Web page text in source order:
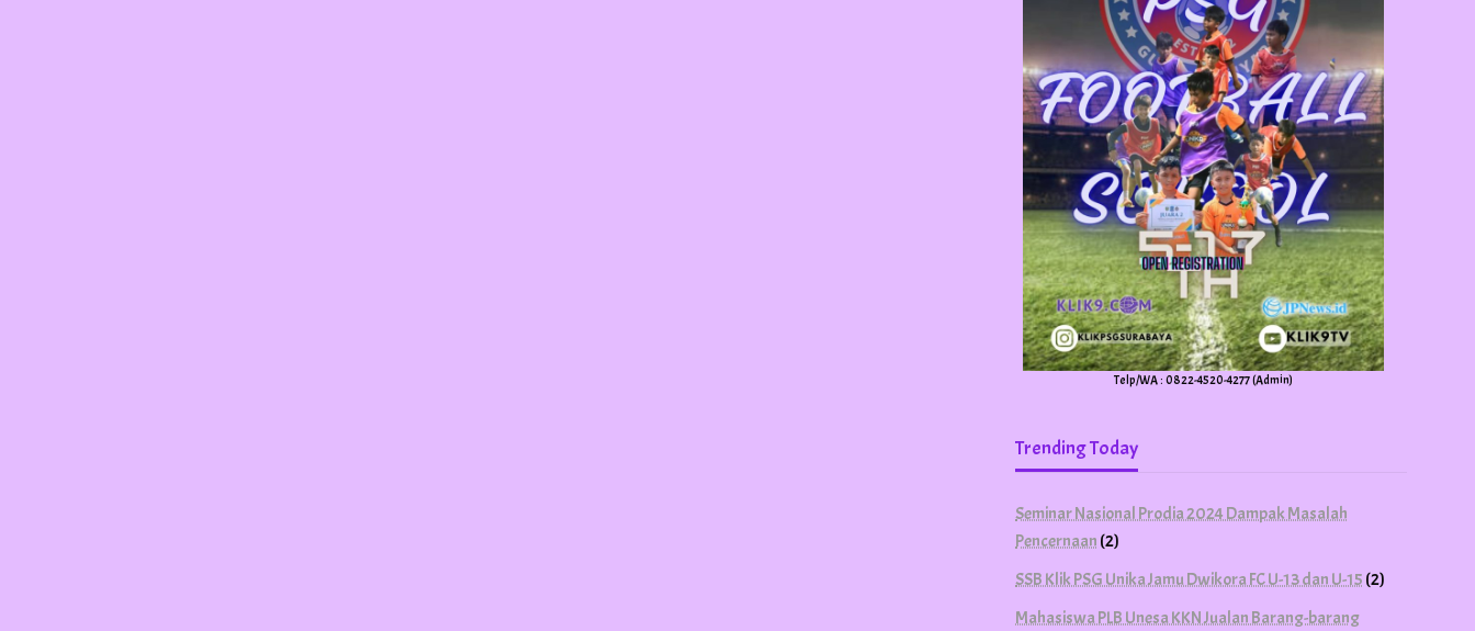
Telp/WA : 0822-4520-4277 (Admin)
Trending Today
Seminar Nasional Prodia 2024 Dampak Masalah
Pencernaan (2)
SSB Klik PSG Unika Jamu Dwikora FC U-13 dan U-15 (2)
Mahasiswa PLB Unesa KKN Jualan Barang-barang